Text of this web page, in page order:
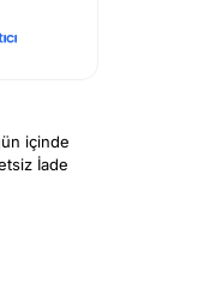
içinde
İade